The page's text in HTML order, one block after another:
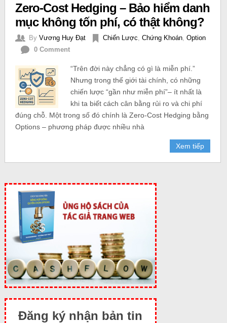
Zero-Cost Hedging – Bảo hiểm danh
mục không tốn phí, có thật không?
By Vương Huy Đạt Chiến Lược Chứng Khoán, Option
0 Comment
“Trên đời này chẳng có gì là miễn phí.”
Nhưng trong thế giới tài chính, có những
chiến lược “gần như miễn phí”– ít nhất là
khi ta biết cách cân bằng rủi ro và chi phí
đúng chỗ. Một trong số đó chính là Zero-Cost Hedging bằng
Options – phương pháp được nhiều nhà
Xem tiếp
Đăng ký nhận bản tin